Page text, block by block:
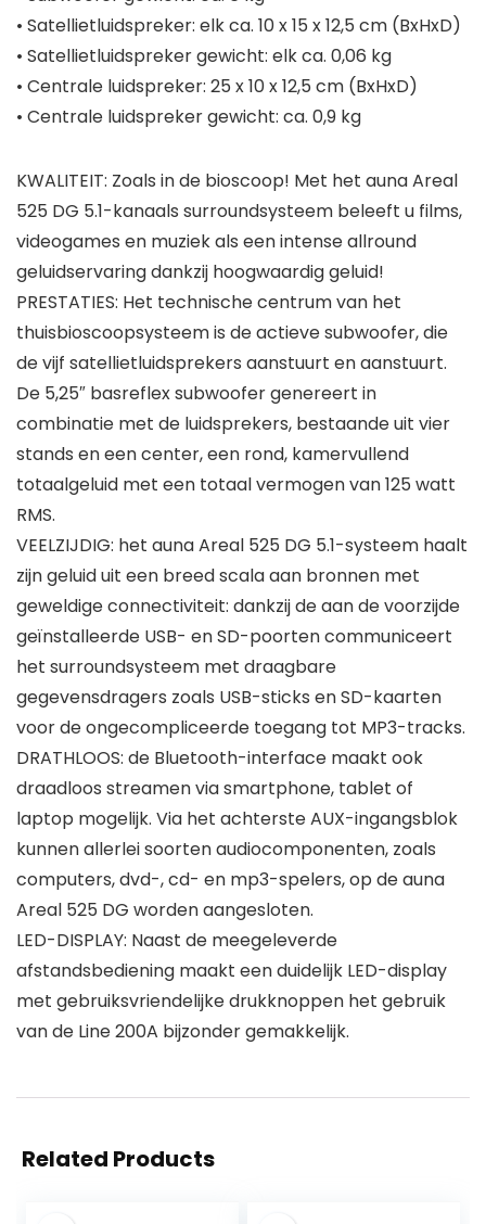
• Satellietluidspreker: elk ca. 10 x 15 x 12,5 cm (BxHxD)
• Satellietluidspreker gewicht: elk ca. 0,06 kg
• Centrale luidspreker: 25 x 10 x 12,5 cm (BxHxD)
• Centrale luidspreker gewicht: ca. 0,9 kg
KWALITEIT: Zoals in de bioscoop! Met het auna Areal
525 DG 5.1-kanaals surroundsysteem beleeft u films,
videogames en muziek als een intense allround
geluidservaring dankzij hoogwaardig geluid!
PRESTATIES: Het technische centrum van het
thuisbioscoopsysteem is de actieve subwoofer, die
de vijf satellietluidsprekers aanstuurt en aanstuurt.
De 5,25″ basreflex subwoofer genereert in
combinatie met de luidsprekers, bestaande uit vier
stands en een center, een rond, kamervullend
totaalgeluid met een totaal vermogen van 125 watt
RMS.
VEELZIJDIG: het auna Areal 525 DG 5.1-systeem haalt
zijn geluid uit een breed scala aan bronnen met
geweldige connectiviteit: dankzij de aan de voorzijde
geïnstalleerde USB- en SD-poorten communiceert
het surroundsysteem met draagbare
gegevensdragers zoals USB-sticks en SD-kaarten
voor de ongecompliceerde toegang tot MP3-tracks.
DRATHLOOS: de Bluetooth-interface maakt ook
draadloos streamen via smartphone, tablet of
laptop mogelijk. Via het achterste AUX-ingangsblok
kunnen allerlei soorten audiocomponenten, zoals
computers, dvd-, cd- en mp3-spelers, op de auna
Areal 525 DG worden aangesloten.
LED-DISPLAY: Naast de meegeleverde
afstandsbediening maakt een duidelijk LED-display
met gebruiksvriendelijke drukknoppen het gebruik
van de Line 200A bijzonder gemakkelijk.
Related Products